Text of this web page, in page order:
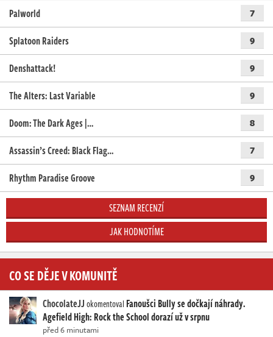
Palworld 7
Splatoon Raiders 9
Denshattack! 9
The Alters: Last Variable 9
Doom: The Dark Ages |… 8
Assassin’s Creed: Black Flag… 7
Rhythm Paradise Groove 9
SEZNAM RECENZÍ
JAK HODNOTÍME
CO SE DĚJE V KOMUNITĚ
ChocolateJJokomentoval Fanoušci Bully se dočkají náhrady.
Agefield High: Rock the School dorazí už v srpnu
před 6 minutami